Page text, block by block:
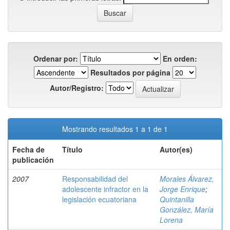
Ordenar por:
En orden:
Resultados por página
Autor/Registro:
Mostrando resultados 1 a 1 de 1
Fecha de
publicación
Título Autor(es)
2007
Responsabilidad del
adolescente infractor en la
legislación ecuatoriana
Morales Álvarez,
Jorge Enrique;
Quintanilla
González, María
Lorena